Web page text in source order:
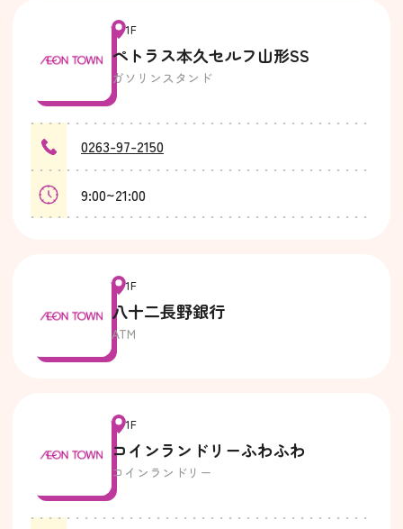
1F
ペトラス本久セルフ山形SS
ガソリンスタンド
0263-97-2150
9:00~21:00
1F
八十二長野銀行
ATM
1F
コインランドリーふわふわ
コインランドリー